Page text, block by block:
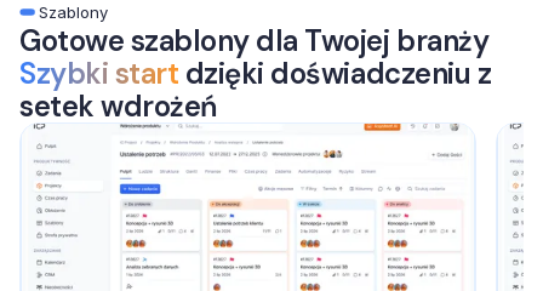
Szablony
Gotowe szablony dla Twojej branży
Szybki start dzięki doświadczeniu z
setek wdrożeń